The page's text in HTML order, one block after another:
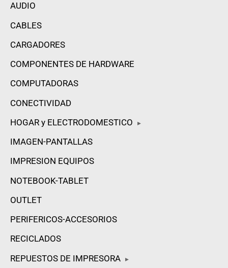
AUDIO
CABLES
CARGADORES
COMPONENTES DE HARDWARE
COMPUTADORAS
CONECTIVIDAD
HOGAR y ELECTRODOMESTICO
▸
IMAGEN-PANTALLAS
IMPRESION EQUIPOS
NOTEBOOK-TABLET
OUTLET
PERIFERICOS-ACCESORIOS
RECICLADOS
REPUESTOS DE IMPRESORA ▸